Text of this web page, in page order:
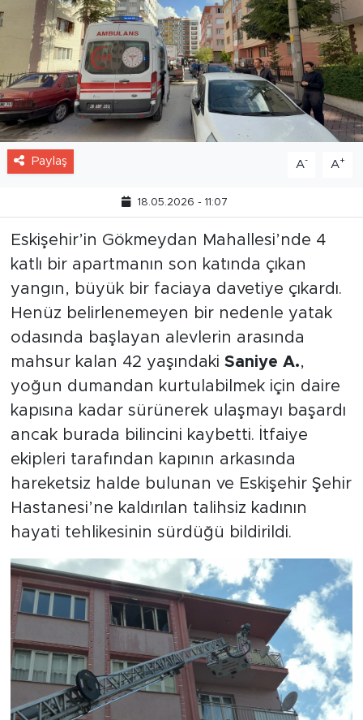
Paylaş A- A+
18.05.2026 - 11:07
Eskişehir’in Gökmeydan Mahallesi’nde 4
katlı bir apartmanın son katında çıkan
yangın, büyük bir faciaya davetiye çıkardı.
Henüz belirlenemeyen bir nedenle yatak
odasında başlayan alevlerin arasında
mahsur kalan 42 yaşındaki Saniye A.,
yoğun dumandan kurtulabilmek için daire
kapısına kadar sürünerek ulaşmayı başardı
ancak burada bilincini kaybetti. İtfaiye
ekipleri tarafından kapının arkasında
hareketsiz halde bulunan ve Eskişehir Şehir
Hastanesi’ne kaldırılan talihsiz kadının
hayati tehlikesinin sürdüğü bildirildi.